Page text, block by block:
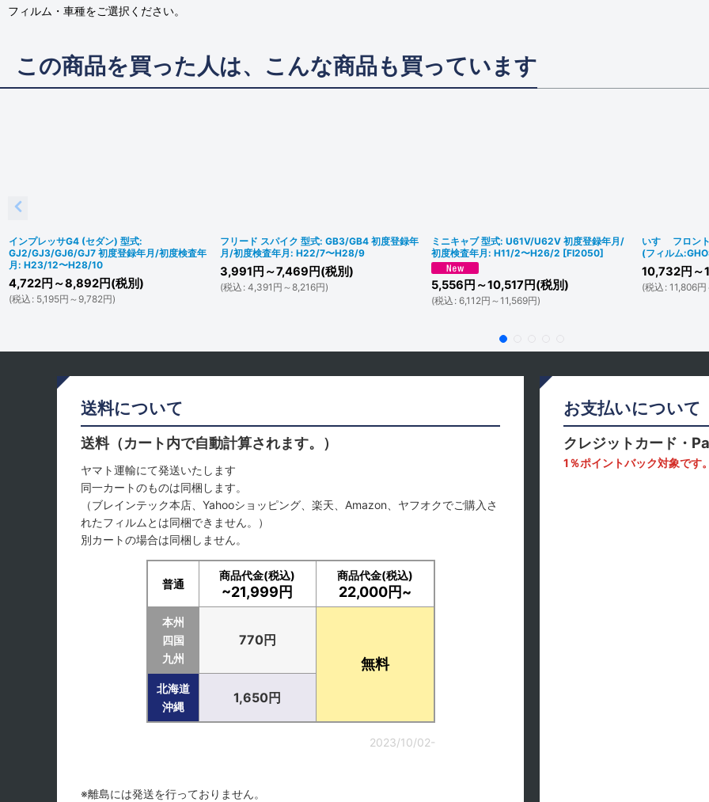
フィルム・車種をご選択ください。
この商品を買った人は、こんな商品も買っています
インプレッサG4 (セダン) 型式:
GJ2/GJ3/GJ6/GJ7 初度登録年月/初度検査年
月: H23/12〜H28/10
4,722円 ～8,892円(税別)
(税込 : 5,195円 ～9,782円)
フリード スパイク 型式: GB3/GB4 初度登録年
月/初度検査年月: H22/7〜H28/9
3,991 円 ～7,469 円(税別)
(税込 : 4,391 円 ～8,216円)
ミニキャブ 型式: U61V/U62V 初度登録年月/
初度検査年月: H11/2〜H26/2 [FI2050]
5,556 円 ～10,517 円(税別)
(税込 : 6,112円 ～11,569円)
いすゞ フロン
(フィルム
10,732円 ～
(税込 : 11,806円
送料について
送料（カート内で自動計算されます。）
ヤマト運輸にて発送いたします
同一カートのものは同梱します。
（ブレインテック本店、Yahooショッピング、楽天、Amazon、ヤフオクでご購入さ
れたフィルムとは同梱できません。）
別カートの場合は同梱しません。
普通
商品代金(税込)
~21,999円
商品代金(税込)
22,000円~
本州
四国
九州
770円
無料
北海道
沖縄
1,650円
2023/10/02-
※離島には発送を行っておりません。
お支払いについて
クレジットカード・
1％ポイントバック対象です